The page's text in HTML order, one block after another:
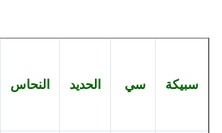
سبيكة سي الحديد النحاس